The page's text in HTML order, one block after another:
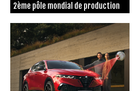
2ème pôle mondial de production